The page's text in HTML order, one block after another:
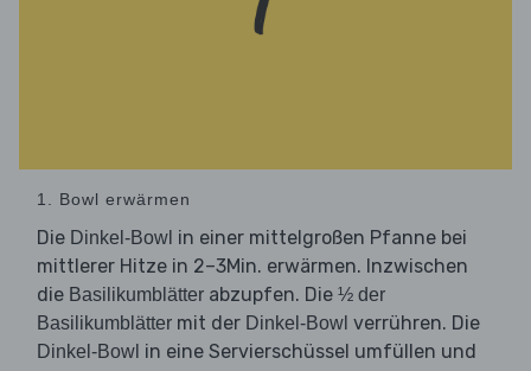
1. Bowl erwärmen
Die Dinkel-Bowl in einer mittelgroßen Pfanne bei
mittlerer Hitze in 2–3Min. erwärmen. Inzwischen
die Basilikumblätter abzupfen. Die ½ der
Basilikumblätter mit der Dinkel-Bowl verrühren. Die
Dinkel-Bowl in eine Servierschüssel umfüllen und